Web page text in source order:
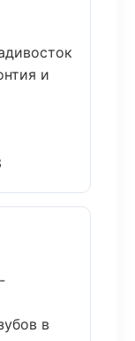
и
в